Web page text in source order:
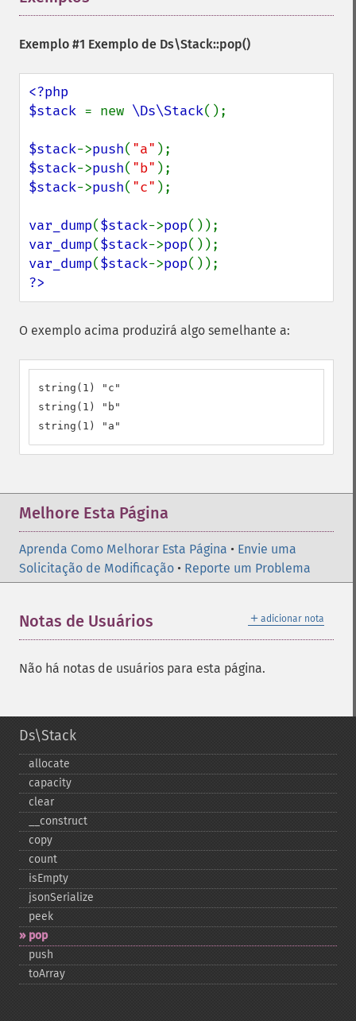
Exemplo #1 Exemplo de Ds\Stack::pop()
<?php
$stack = new \Ds\Stack();
$stack->push( "a"
$stack->push( "b"
$stack->push( "c" );
var_dump($stack->pop
var_dump($stack->pop
var_dump($stack->pop
?>
O exemplo acima produzirá algo semelhante a:
string(1) "c"
string(1) "b"
string(1) "a"
Melhore Esta Página
Aprenda Como Melhorar Esta Página • Envie uma
Solicitação de Modificação • Reporte um Problema
＋ adicionar nota
Notas de Usuários
Não há notas de usuários para esta página.
Ds\Stack
allocate
capacity
clear
_​_​construct
copy
count
isEmpty
jsonSerialize
peek
pop
push
toArray